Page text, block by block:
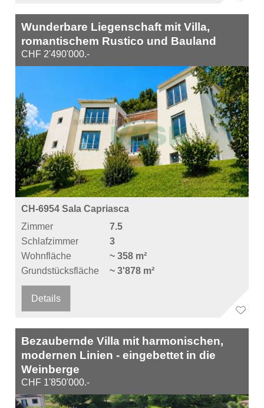
Wunderbare Liegenschaft mit Villa,
romantischem Rustico und Bauland
CHF 2'490'000.-
CH-6954 Sala Capriasca
Zimmer
7.5
Schlafzimmer
3
Wohnfläche
~ 358 m²
Grundstücksfläche
~ 3'878 m²
Details
Bezaubernde Villa mit harmonischen,
modernen Linien - eingebettet in die
Weinberge
CHF 1'850'000.-